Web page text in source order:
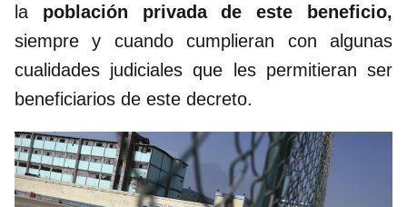
la población privada de este beneficio,
siempre y cuando cumplieran con algunas
cualidades judiciales que les permitieran ser
beneficiarios de este decreto.